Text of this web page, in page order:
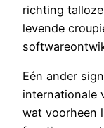
richting
levende
Eén ander
internationale
wat voorheen